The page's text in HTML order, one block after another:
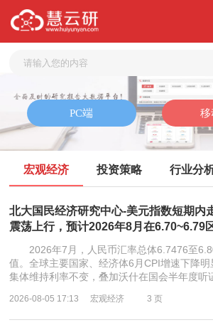
宏观经济 投资策略 行业分
北大国民经济研究中心-美元指数短期内
震荡上行，预计2026年8月在6.70~6.79
2026年7月，人民币汇率总体6.7476至
值。全球主要国家、经济体6月CPI增速下降
集体维持利率不变，叠加沃什在国会半年度听
2026-08-05 17:13 宏观经济 3 页